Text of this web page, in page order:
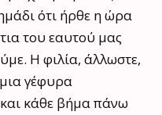
ότι ήρθε η ώρα
του εαυτού μας
Η φιλία, άλλωστε,
μια γέφυρα
κάθε βήμα πάνω